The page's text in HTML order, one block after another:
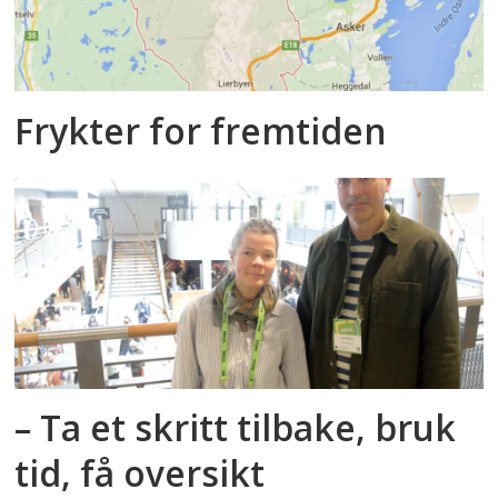
Frykter for fremtiden
– Ta et skritt tilbake, bruk
tid, få oversikt